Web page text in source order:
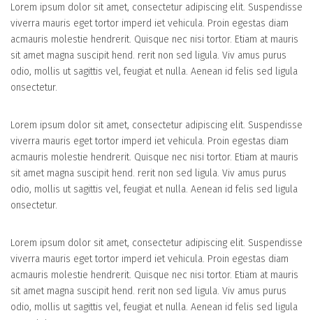
Lorem ipsum dolor sit amet, consectetur adipiscing elit. Suspendisse
viverra mauris eget tortor imperd iet vehicula. Proin egestas diam
acmauris molestie hendrerit. Quisque nec nisi tortor. Etiam at mauris
sit amet magna suscipit hend. rerit non sed ligula. Viv amus purus
odio, mollis ut sagittis vel, feugiat et nulla. Aenean id felis sed ligula
onsectetur.
Lorem ipsum dolor sit amet, consectetur adipiscing elit. Suspendisse
viverra mauris eget tortor imperd iet vehicula. Proin egestas diam
acmauris molestie hendrerit. Quisque nec nisi tortor. Etiam at mauris
sit amet magna suscipit hend. rerit non sed ligula. Viv amus purus
odio, mollis ut sagittis vel, feugiat et nulla. Aenean id felis sed ligula
onsectetur.
Lorem ipsum dolor sit amet, consectetur adipiscing elit. Suspendisse
viverra mauris eget tortor imperd iet vehicula. Proin egestas diam
acmauris molestie hendrerit. Quisque nec nisi tortor. Etiam at mauris
sit amet magna suscipit hend. rerit non sed ligula. Viv amus purus
odio, mollis ut sagittis vel, feugiat et nulla. Aenean id felis sed ligula